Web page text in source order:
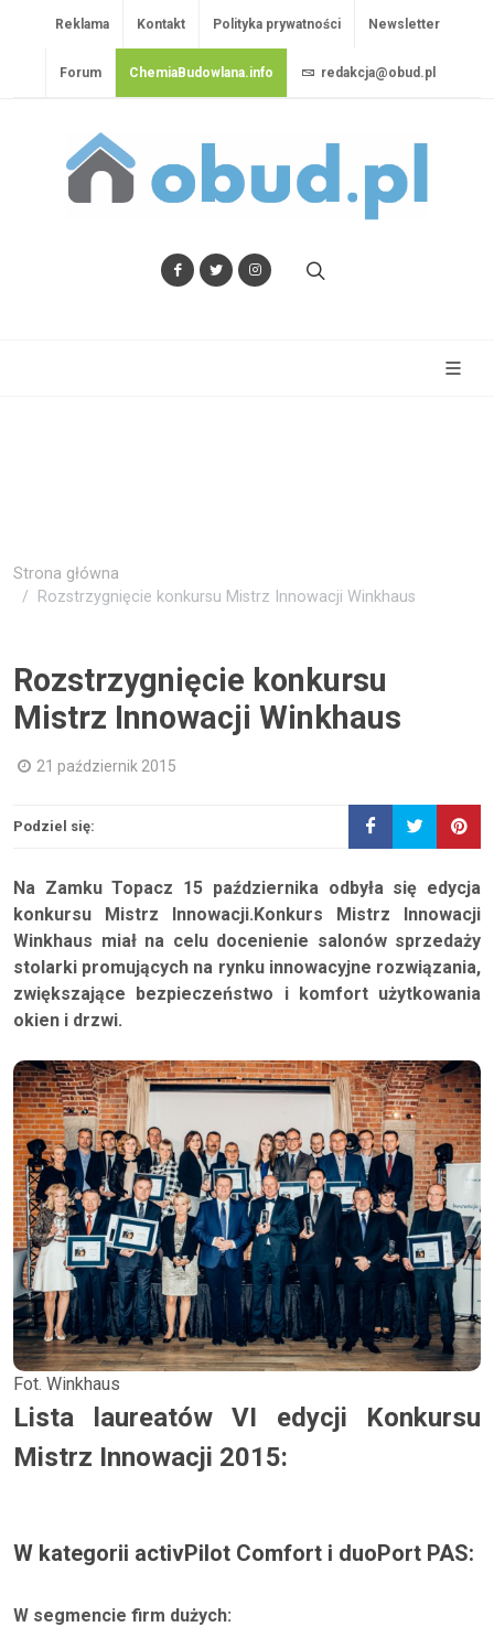
Reklama Kontakt Polityka prywatności Newsletter
Forum ChemiaBudowlana.info redakcja@obud.pl
Strona główna
Rozstrzygnięcie konkursu Mistrz Innowacji Winkhaus
Rozstrzygnięcie konkursu
Mistrz Innowacji Winkhaus
21 październik 2015
Podziel się:
Na Zamku Topacz 15 października odbyła się edycja
konkursu Mistrz Innowacji.Konkurs Mistrz Innowacji
Winkhaus miał na celu docenienie salonów sprzedaży
stolarki promujących na rynku innowacyjne rozwiązania,
zwiększające bezpieczeństwo i komfort użytkowania
okien i drzwi.
Fot. Winkhaus
Lista laureatów VI edycji Konkursu
Mistrz Innowacji 2015:
W kategorii activPilot Comfort i duoPort PAS:
W segmencie firm dużych: